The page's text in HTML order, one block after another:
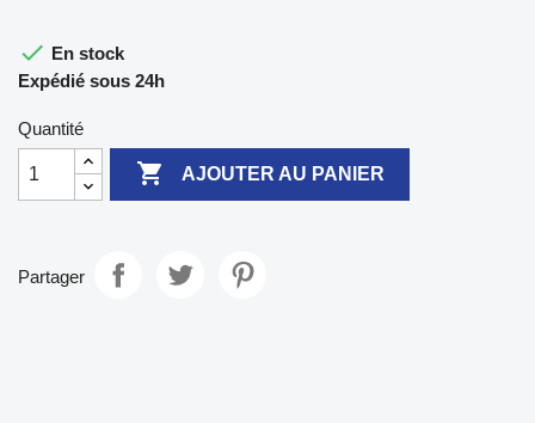
 En stock
Expédié sous 24h
Quantité
 AJOUTER AU PANIER
Partager